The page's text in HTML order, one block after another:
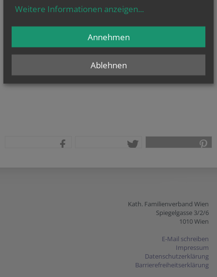
Kath. Familienverband Wien
Spiegelgasse 3/2/6
1010 Wien
E-Mail schreiben
Impressum
Datenschutzerklärung
Barrierefreiheitserklärung
Weitere Informationen anzeigen...
Ablehnen
Annehmen